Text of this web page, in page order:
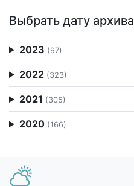
Выбрать дату архива
2023 (97)
2022 (323)
2021 (305)
2020 (166)